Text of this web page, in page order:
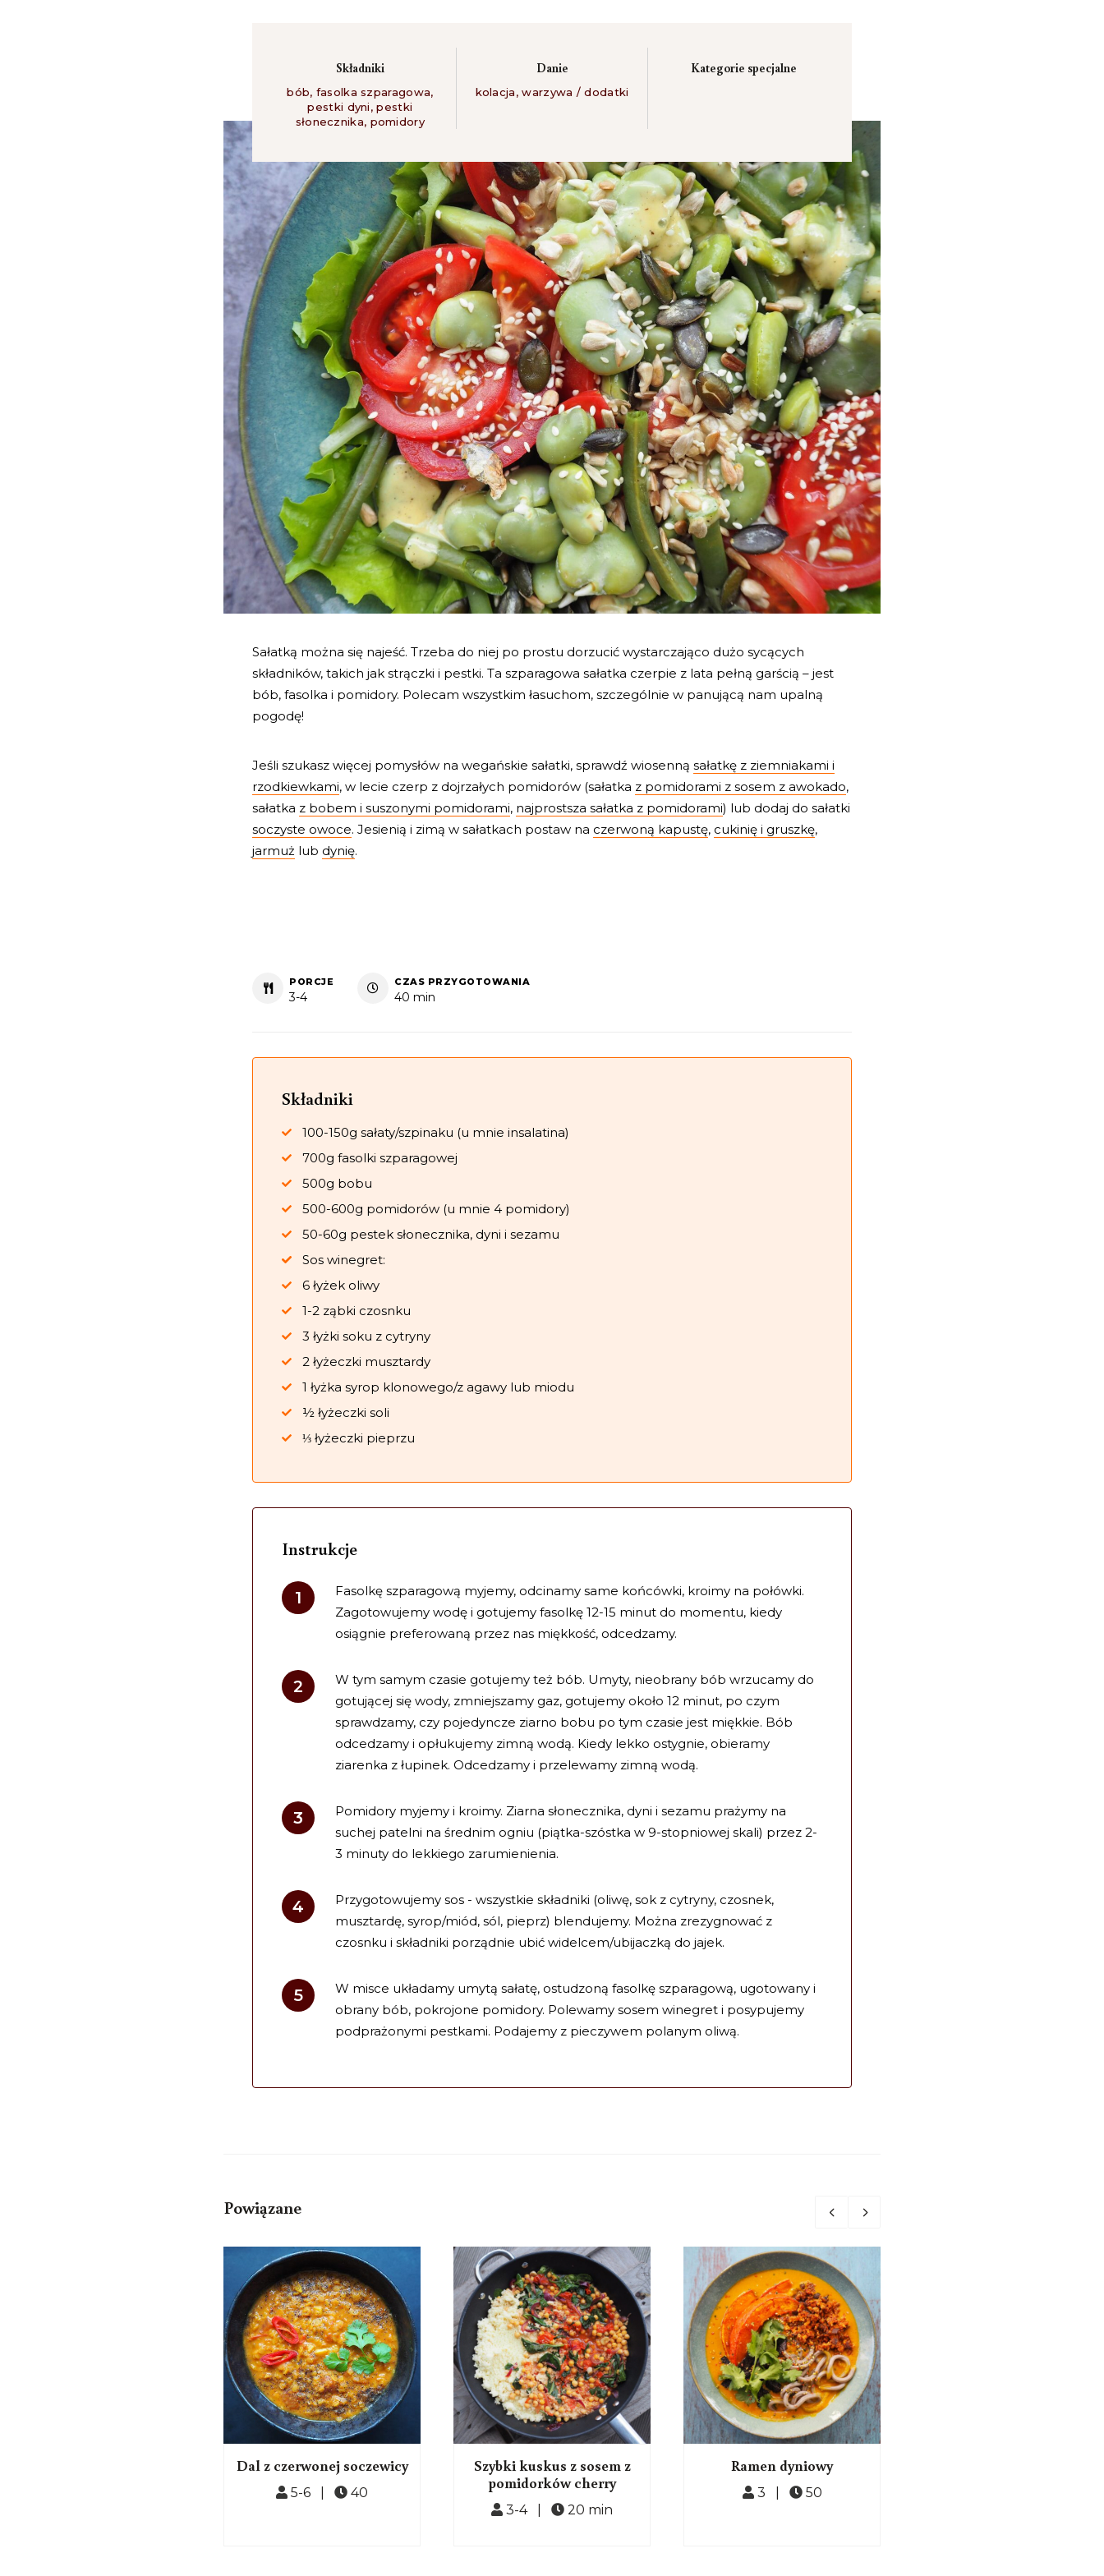
Składniki
bób, fasolka szparagowa,
pestki dyni,pestki
słonecznika, pomidory
Danie
kolacja,warzywa / dodatki
Kategorie specjalne
Sałatką można się najeść. Trzeba do niej po prostu dorzucić wystarczająco dużo sycących
składników, takich jak strączki i pestki. Ta szparagowa sałatka czerpie z lata pełną garścią – jest
bób, fasolka i pomidory. Polecam wszystkim łasuchom, szczególnie w panującą nam upalną
pogodę!
Jeśli szukasz więcej pomysłów na wegańskie sałatki, sprawdź wiosenną sałatkę z ziemniakami i
rzodkiewkami, w lecie czerp z dojrzałych pomidorów (sałatka z pomidorami z sosem z awokado,
sałatka z bobem i suszonymi pomidorami, najprostsza sałatka z pomidorami) lub dodaj do sałatki
soczyste owoce. Jesienią i zimą w sałatkach postaw na czerwoną kapustę, cukinię i gruszkę,
jarmuż lub dynię.
PORCJE
3-4
CZAS PRZYGOTOWANIA
40 min
Składniki
100-150g sałaty/szpinaku (u mnie insalatina)
700g fasolki szparagowej
500g bobu
500-600g pomidorów (u mnie 4 pomidory)
50-60g pestek słonecznika, dyni i sezamu
Sos winegret:
6 łyżek oliwy
1-2 ząbki czosnku
3 łyżki soku z cytryny
2 łyżeczki musztardy
1 łyżka syrop klonowego/z agawy lub miodu
½ łyżeczki soli
⅓ łyżeczki pieprzu
Instrukcje
Fasolkę szparagową myjemy, odcinamy same końcówki, kroimy na połówki.
Zagotowujemy wodę i gotujemy fasolkę 12-15 minut do momentu, kiedy
osiągnie preferowaną przez nas miękkość, odcedzamy.
W tym samym czasie gotujemy też bób. Umyty, nieobrany bób wrzucamy do
gotującej się wody, zmniejszamy gaz, gotujemy około 12 minut, po czym
sprawdzamy, czy pojedyncze ziarno bobu po tym czasie jest miękkie. Bób
odcedzamy i opłukujemy zimną wodą. Kiedy lekko ostygnie, obieramy
ziarenka z łupinek. Odcedzamy i przelewamy zimną wodą.
Pomidory myjemy i kroimy. Ziarna słonecznika, dyni i sezamu prażymy na
suchej patelni na średnim ogniu (piątka-szóstka w 9-stopniowej skali) przez 2-
3 minuty do lekkiego zarumienienia.
Przygotowujemy sos - wszystkie składniki (oliwę, sok z cytryny, czosnek,
musztardę, syrop/miód, sól, pieprz) blendujemy. Można zrezygnować z
czosnku i składniki porządnie ubić widelcem/ubijaczką do jajek.
W misce układamy umytą sałatę, ostudzoną fasolkę szparagową, ugotowany i
obrany bób, pokrojone pomidory. Polewamy sosem winegret i posypujemy
podprażonymi pestkami. Podajemy z pieczywem polanym oliwą.
Powiązane
Dal z czerwonej soczewicy
5-6 | 40
Szybki kuskus z sosem z
pomidorków cherry
3-4 | 20 min
Ramen dyniowy
3 | 50